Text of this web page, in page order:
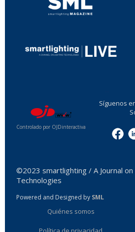
Controlado por OJDinteractiva
Síguenos
©2023 smartlighting / A Journal on
Technologies
Powered and Designed by SML
Quiénes somos